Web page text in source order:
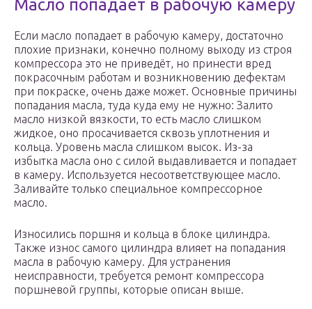
Масло попадает в рабочую камеру
Если масло попадает в рабочую камеру, достаточно
плохие признаки, конечно полному выходу из строя
компрессора это не приведёт, но принести вред
покрасочным работам и возникновению дефектам
при покраске, очень даже может. Основные причины
попадания масла, туда куда ему не нужно: Залито
масло низкой вязкости, то есть масло слишком
жидкое, оно просачивается сквозь уплотнения и
кольца. Уровень масла слишком высок. Из-за
избытка масла оно с силой выдавливается и попадает
в камеру. Используется несоответствующее масло.
Заливайте только специальное компрессорное
масло.
Износились поршня и кольца в блоке цилиндра.
Также износ самого цилиндра влияет на попадания
масла в рабочую камеру. Для устранения
неисправности, требуется ремонт компрессора
поршневой группы, которые описан выше.